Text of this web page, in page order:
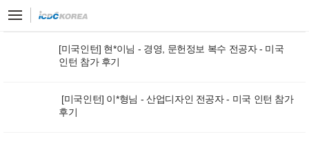
[미국인턴] 현*이님 - 경영, 문헌정보 복수 전공자 - 미국
인턴 참가 후기
[미국인턴] 이*형님 - 산업디자인 전공자 - 미국 인턴 참가
후기